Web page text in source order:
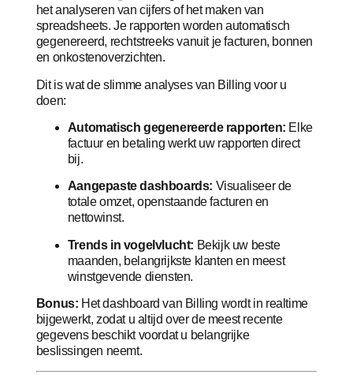
het analyseren van cijfers of het maken van
spreadsheets. Je rapporten worden automatisch
gegenereerd, rechtstreeks vanuit je facturen, bonnen
en onkostenoverzichten.
Dit is wat de slimme analyses van Billing voor u
doen:
Automatisch gegenereerde rapporten: Elke
factuur en betaling werkt uw rapporten direct
bij.
Aangepaste dashboards: Visualiseer de
totale omzet, openstaande facturen en
nettowinst.
Trends in vogelvlucht: Bekijk uw beste
maanden, belangrijkste klanten en meest
winstgevende diensten.
Bonus: Het dashboard van Billing wordt in realtime
bijgewerkt, zodat u altijd over de meest recente
gegevens beschikt voordat u belangrijke
beslissingen neemt.